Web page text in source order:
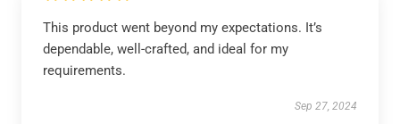
This product went beyond my expectations. It’s
dependable, well-crafted, and ideal for my
requirements.
Sep 27, 2024